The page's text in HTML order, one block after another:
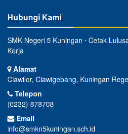
Hubungi Kami
SMK Negeri 5 Kuningan ⋅ Cetak
Kerja
Alamat
Ciawilor, Ciawigebang, Kuningan
Telepon
(0232) 878708
Email
info@smkn5kuningan.sch.id